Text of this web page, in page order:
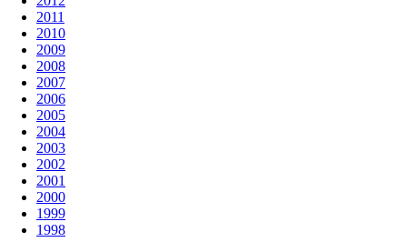
2011
2010
2009
2008
2007
2006
2005
2004
2003
2002
2001
2000
1999
1998